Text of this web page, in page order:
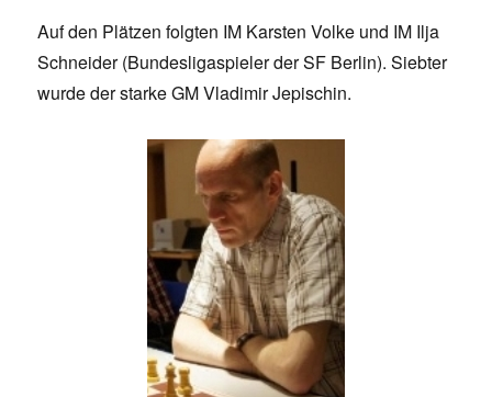
Auf den Plätzen folgten IM Karsten Volke und IM Ilja
Schneider (Bundesligaspieler der SF Berlin). Siebter
wurde der starke GM Vladimir Jepischin.